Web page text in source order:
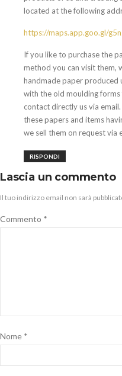
located at the following
https://maps.app.goo.gl/
If you like to purchase the
method you can visit them,
handmade paper produced
with the old moulding
contact directly us via
these papers and items
we sell them on request via
RISPONDI
Lascia un commento
Il tuo indirizzo email non sarà
Commento *
Nome *